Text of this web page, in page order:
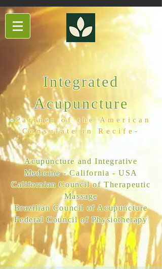
Integrated
Acupuncture
-Partner of the American
Consulate in Recife-
Acupuncture and Integrative
Medicine - California - USA
Californian Council of Therapeutic
Massage
Brazilian Council of Acupuncture
Federal Council of Physiotherapy